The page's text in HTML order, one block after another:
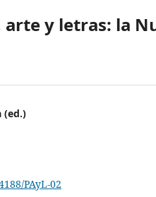
y letras: la
(ed.)
PAyL-02